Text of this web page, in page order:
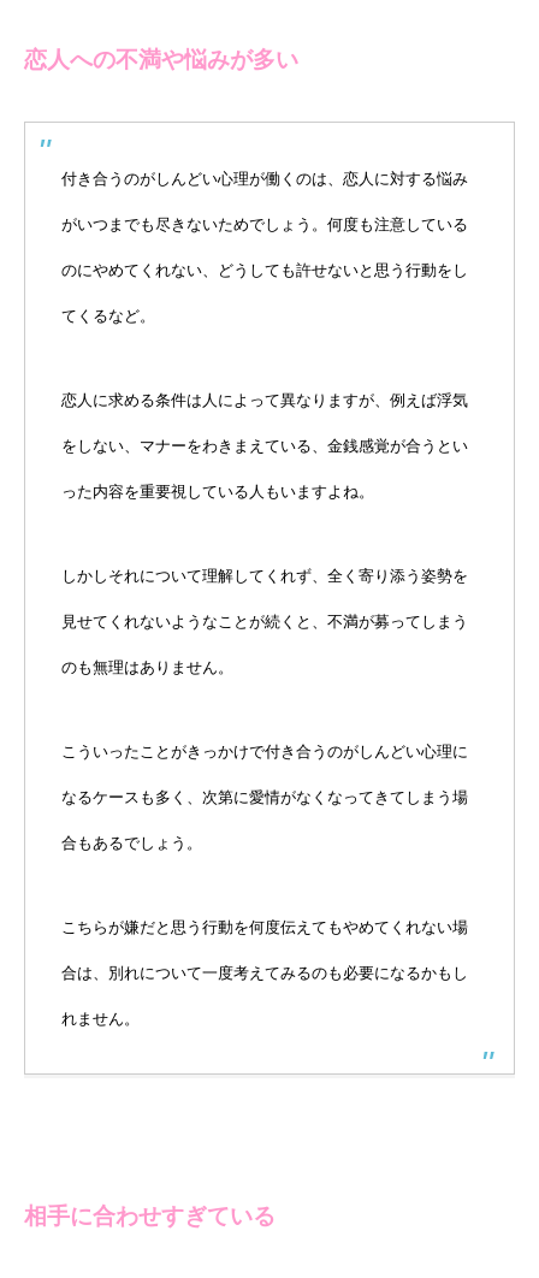
恋人への不満や悩みが多い
付き合うのがしんどい心理が働くのは、恋人に対する悩み
がいつまでも尽きないためでしょう。何度も注意している
のにやめてくれない、どうしても許せないと思う行動をし
てくるなど。
恋人に求める条件は人によって異なりますが、例えば浮気
をしない、マナーをわきまえている、金銭感覚が合うとい
った内容を重要視している人もいますよね。
しかしそれについて理解してくれず、全く寄り添う姿勢を
見せてくれないようなことが続くと、不満が募ってしまう
のも無理はありません。
こういったことがきっかけで付き合うのがしんどい心理に
なるケースも多く、次第に愛情がなくなってきてしまう場
合もあるでしょう。
こちらが嫌だと思う行動を何度伝えてもやめてくれない場
合は、別れについて一度考えてみるのも必要になるかもし
れません。
相手に合わせすぎている